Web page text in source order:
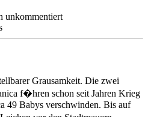
unkommentiert
Grausamkeit. Die zwei
f�hren schon seit Jahren Krieg
49 Babys verschwinden. Bis auf